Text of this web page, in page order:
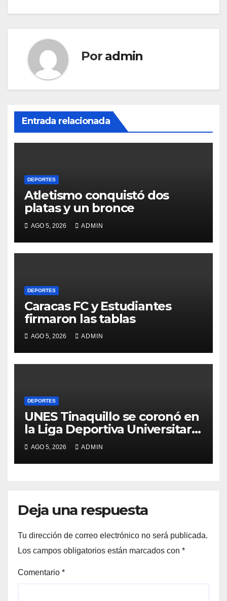
entradas
Por admin
Entrada relacionada
DEPORTES
Atletismo conquistó dos
platas y un bronce
AGO 5, 2026 ADMIN
DEPORTES
Caracas FC y Estudiantes
firmaron las tablas
AGO 5, 2026 ADMIN
DEPORTES
UNES Tinaquillo se coronó en
la Liga Deportiva Universitaria
2026
AGO 5, 2026 ADMIN
Deja una respuesta
Tu dirección de correo electrónico no será publicada.
Los campos obligatorios están marcados con *
Comentario *